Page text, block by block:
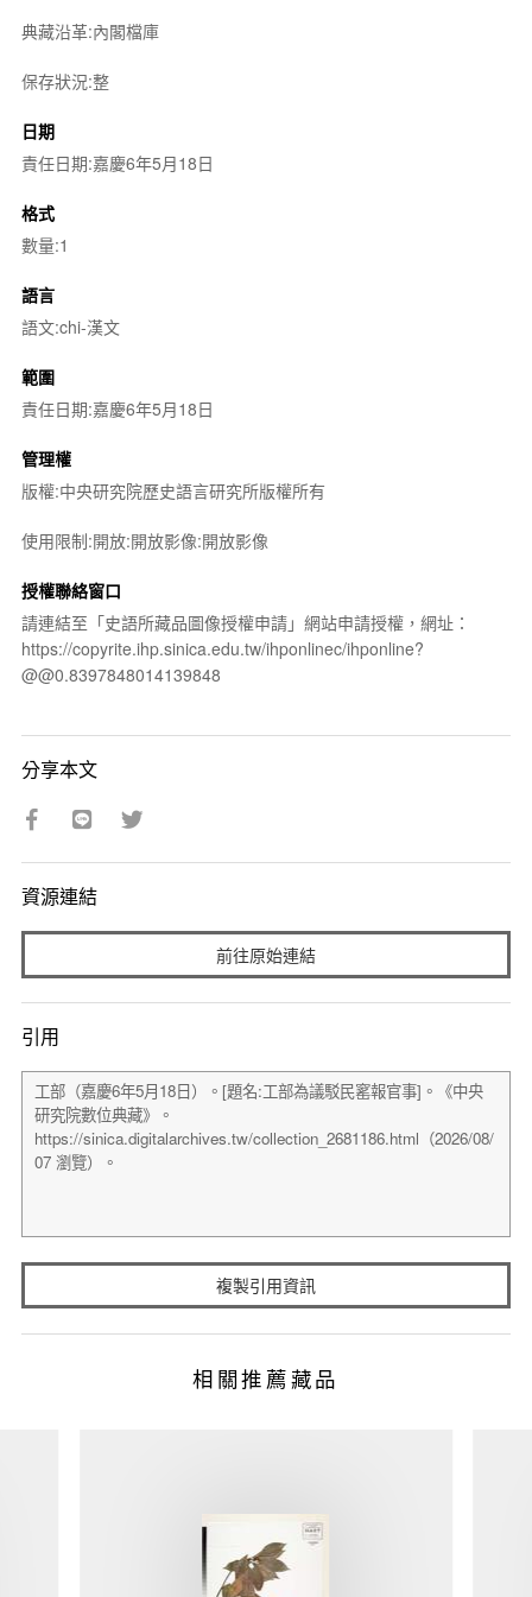
典藏沿革:內閣檔庫
保存狀況:整
日期
責任日期:嘉慶6年5月18日
格式
數量:1
語言
語文:chi-漢文
範圍
責任日期:嘉慶6年5月18日
管理權
版權:中央研究院歷史語言研究所版權所有
使用限制:開放:開放影像:開放影像
授權聯絡窗口
請連結至「史語所藏品圖像授權申請」網站申請授權，網址：
https://copyrite.ihp.sinica.edu.tw/ihponlinec/ihponline?
@@0.8397848014139848
分享本文
資源連結
前往原始連結
引用
複製引用資訊
相關推薦藏品